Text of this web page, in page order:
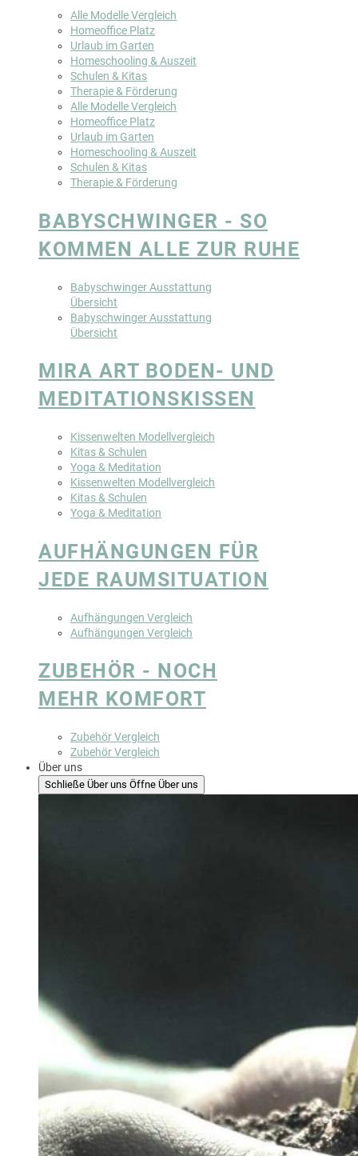
Alle Modelle Vergleich
Homeoffice Platz
Urlaub im Garten
Homeschooling & Auszeit
Schulen & Kitas
Therapie & Förderung
Alle Modelle Vergleich
Homeoffice Platz
Urlaub im Garten
Homeschooling & Auszeit
Schulen & Kitas
Therapie & Förderung
BABYSCHWINGER - SO
KOMMEN ALLE ZUR RUHE
Babyschwinger Ausstattung
Übersicht
Babyschwinger Ausstattung
Übersicht
MIRA ART BODEN- UND
MEDITATIONSKISSEN
Kissenwelten Modellvergleich
Kitas & Schulen
Yoga & Meditation
Kissenwelten Modellvergleich
Kitas & Schulen
Yoga & Meditation
AUFHÄNGUNGEN FÜR
JEDE RAUMSITUATION
Aufhängungen Vergleich
Aufhängungen Vergleich
ZUBEHÖR - NOCH
MEHR KOMFORT
Zubehör Vergleich
Zubehör Vergleich
Über uns
Schließe Über uns Öffne Über uns